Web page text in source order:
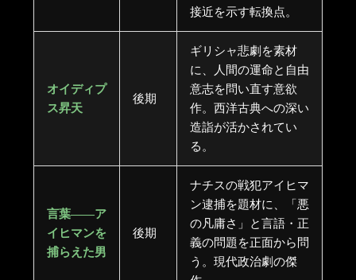
接近を示す転換点。
オイディプ
ス昇天
後期
ギリシャ悲劇を素材
に、人間の運命と自由
意志を問い直す意欲
作。西洋古典への深い
造詣が活かされてい
る。
言葉――ア
イヒマンを
捕らえた男
後期
ナチスの戦犯アイヒマ
ン逮捕を題材に、「悪
の凡庸さ」と言語・正
義の問題を正面から問
う。現代政治劇の傑